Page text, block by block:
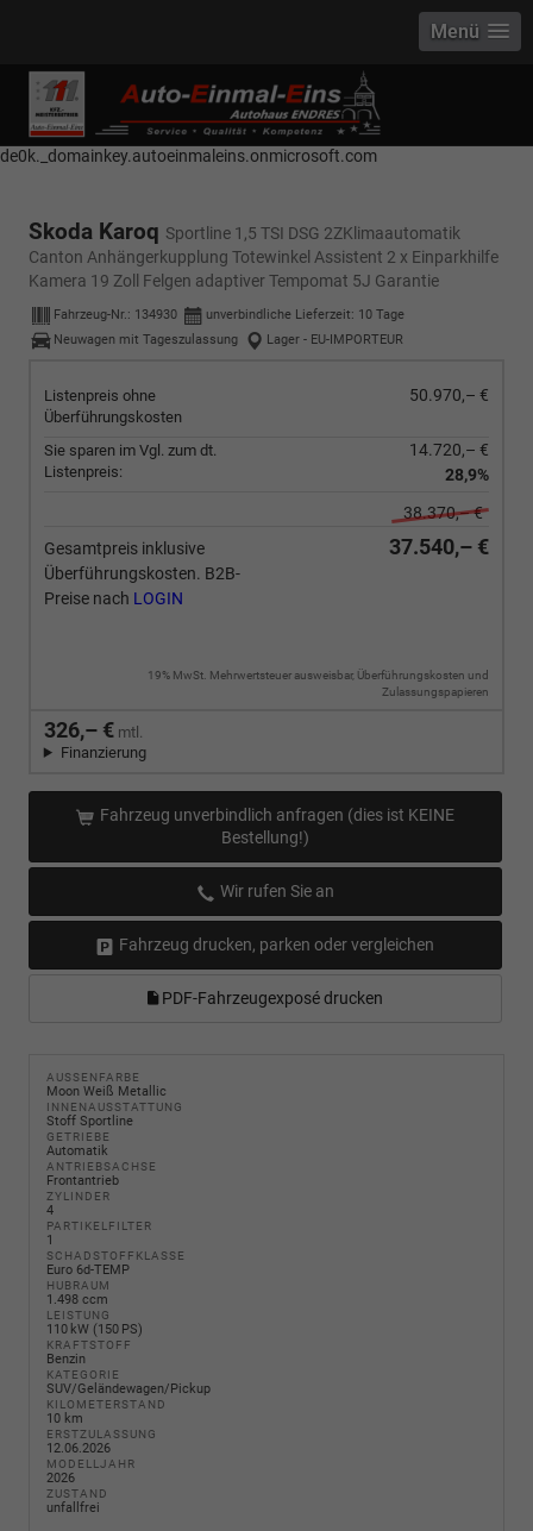
------------ Host Name : selector1._domainkey Points to address or value:
selector1-aee-de0k._domainkey.autoeinmaleins.onmicrosoft.com Host
Name : selector2._domainkey Points to address or value: selector2-aee-
de0k._domainkey.autoeinmaleins.onmicrosoft.com
Menü
Skoda Karoq Sportline 1,5 TSI DSG 2ZKlimaautomatik
Canton Anhängerkupplung Totewinkel Assistent 2 x Einparkhilfe
Kamera 19 Zoll Felgen adaptiver Tempomat 5J Garantie
Fahrzeug-Nr.: 134930 unverbindliche Lieferzeit: 10 Tage
Neuwagen mit Tageszulassung
Lager - EU-IMPORTEUR
Listenpreis ohne
Überführungskosten
50.970,– €
Sie sparen im Vgl. zum dt.
Listenpreis:
14.720,– €
28,9%
38.370,– €
Gesamtpreis inklusive
Überführungskosten. B2B-
Preise nach LOGIN
37.540,– €
19% MwSt. Mehrwertsteuer ausweisbar, Überführungskosten und
Zulassungspapieren
326,– € mtl.
Finanzierung
Fahrzeug unverbindlich anfragen (dies ist KEINE
Bestellung!)
Wir rufen Sie an
Fahrzeug drucken, parken oder vergleichen
PDF-Fahrzeugexposé drucken
AUSSENFARBE
Moon Weiß Metallic
INNENAUSSTATTUNG
Stoff Sportline
GETRIEBE
Automatik
ANTRIEBSACHSE
Frontantrieb
ZYLINDER
4
PARTIKELFILTER
1
SCHADSTOFFKLASSE
Euro 6d-TEMP
HUBRAUM
1.498 ccm
LEISTUNG
110 kW (150 PS)
KRAFTSTOFF
Benzin
KATEGORIE
SUV/Geländewagen/Pickup
KILOMETERSTAND
10 km
ERSTZULASSUNG
12.06.2026
MODELLJAHR
2026
ZUSTAND
unfallfrei